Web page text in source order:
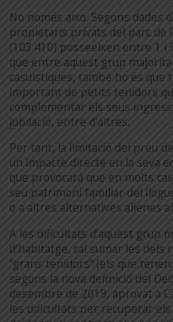
No només això. Segons dades
propietaris privats del parc de
(103.410) posseeixen entre 1 i
que entre aquest grup
casuístiques, també ho és que
important de petits tenidors
complementar els seus
jubilació, entre d’altres.
Per tant, la limitació del preu
un impacte directe en la seva
que provocarà que en molts
seu patrimoni familiar del
o a altres alternatives alienes
A les dificultats d’aquest grup
d’habitatge, cal sumar les
“grans tenidors” (els que
segons la nova definició del
desembre de 2019, aprovat a
les dificultats per recuperar